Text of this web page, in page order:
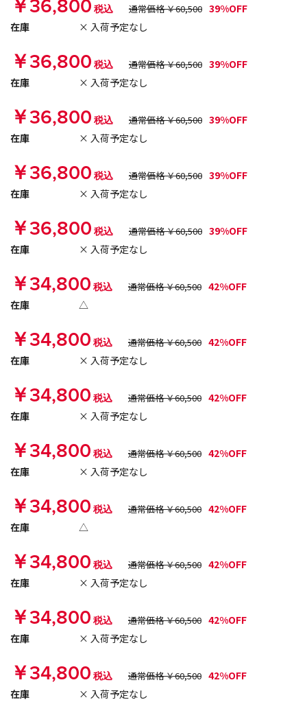
税込 通常価格 ￥60,500 39%OFF
在庫
× 入荷予定なし
￥36,800 税込 通常価格 ￥60,500 39%OFF
在庫
× 入荷予定なし
￥36,800 税込 通常価格 ￥60,500 39%OFF
在庫
× 入荷予定なし
￥36,800 税込 通常価格 ￥60,500 39%OFF
在庫
× 入荷予定なし
￥36,800 税込 通常価格 ￥60,500 39%OFF
在庫
× 入荷予定なし
￥34,800 税込 通常価格 ￥60,500 42%OFF
在庫
△
￥34,800 税込 通常価格 ￥60,500 42%OFF
在庫
× 入荷予定なし
￥34,800 税込 通常価格 ￥60,500 42%OFF
在庫
× 入荷予定なし
￥34,800 税込 通常価格 ￥60,500 42%OFF
在庫
× 入荷予定なし
￥34,800 税込 通常価格 ￥60,500 42%OFF
在庫
△
￥34,800 税込 通常価格 ￥60,500 42%OFF
在庫
× 入荷予定なし
￥34,800 税込 通常価格 ￥60,500 42%OFF
在庫
× 入荷予定なし
￥34,800 税込 通常価格 ￥60,500 42%OFF
在庫
× 入荷予定なし